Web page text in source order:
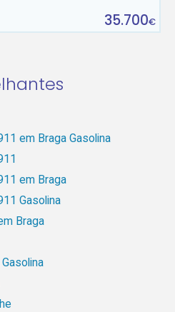
35.700€
em Braga Gasolina
em Braga
Gasolina
Braga